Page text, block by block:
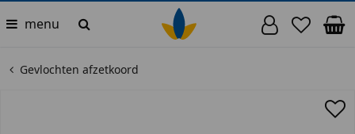
menu
Gevlochten afzetkoord